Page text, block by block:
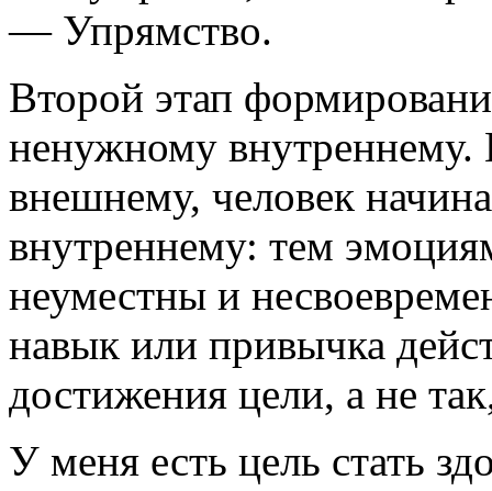
— Упрямство.
Второй этап
ненужному внутреннему.
внешнему, человек
внутреннему: тем
неуместны и
навык или привычка
достижения цели, а не
У меня есть цель стать